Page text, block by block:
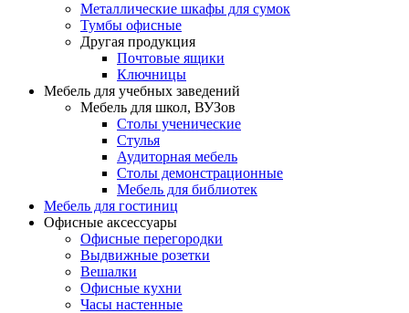
Металлические шкафы для сумок
Тумбы офисные
Другая продукция
Почтовые ящики
Ключницы
Мебель для учебных заведений
Мебель для школ, ВУЗов
Столы ученические
Стулья
Аудиторная мебель
Столы демонстрационные
Мебель для библиотек
Мебель для гостиниц
Офисные аксессуары
Офисные перегородки
Выдвижные розетки
Вешалки
Офисные кухни
Часы настенные